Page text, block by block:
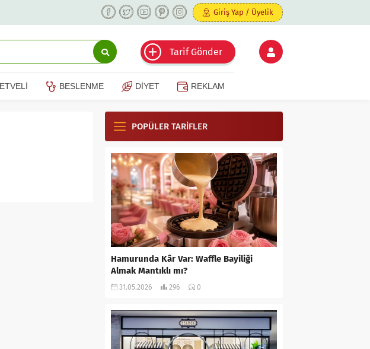
Giriş Yap / Üyelik
Tarif Gönder
BESLENME DİYET REKLAM
POPÜLER TARİFLER
Hamurunda Kâr Var: Waffle Bayiliği
Almak Mantıklı mı?
31.05.2026 296 0